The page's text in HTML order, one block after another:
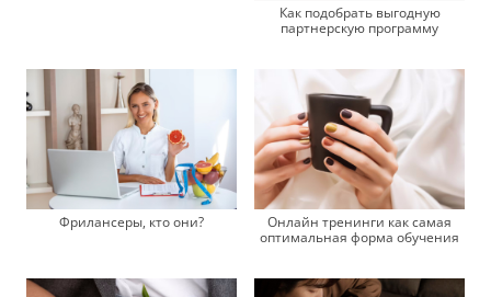
Как подобрать выгодную
партнерскую программу
Фрилансеры, кто они?
Онлайн тренинги как самая
оптимальная форма обучения